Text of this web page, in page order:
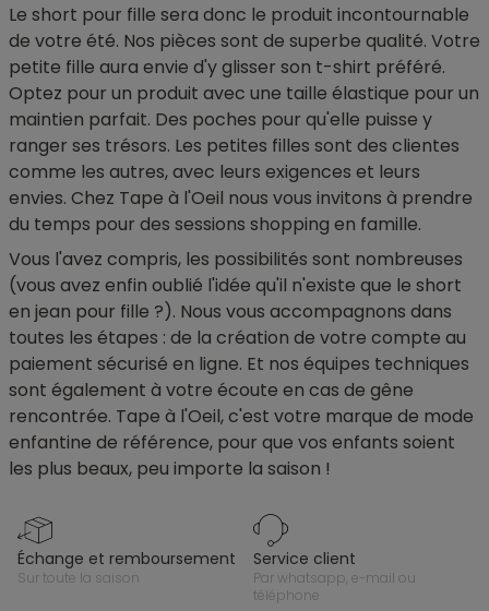
Le short pour fille sera donc le produit incontournable
de votre été. Nos pièces sont de superbe qualité. Votre
petite fille aura envie d'y glisser son t-shirt préféré.
Optez pour un produit avec une taille élastique pour un
maintien parfait. Des poches pour qu'elle puisse y
ranger ses trésors. Les petites filles sont des clientes
comme les autres, avec leurs exigences et leurs
envies. Chez Tape à l'Oeil nous vous invitons à prendre
du temps pour des sessions shopping en famille.
Vous l'avez compris, les possibilités sont nombreuses
(vous avez enfin oublié l'idée qu'il n'existe que le short
en jean pour fille ?). Nous vous accompagnons dans
toutes les étapes : de la création de votre compte au
paiement sécurisé en ligne. Et nos équipes techniques
sont également à votre écoute en cas de gêne
rencontrée. Tape à l'Oeil, c'est votre marque de mode
enfantine de référence, pour que vos enfants soient
les plus beaux, peu importe la saison !
échange et remboursement
sur toute la saison
service client
par whatsapp, e-mail ou
téléphone